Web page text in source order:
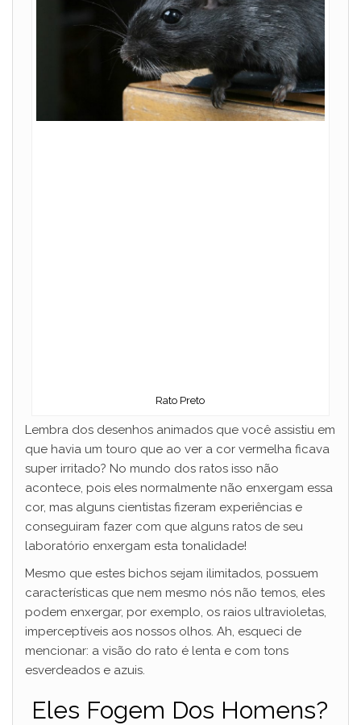
Rato Preto
Lembra dos desenhos animados que você assistiu em
que havia um touro que ao ver a cor vermelha ficava
super irritado? No mundo dos ratos isso não
acontece, pois eles normalmente não enxergam essa
cor, mas alguns cientistas fizeram experiências e
conseguiram fazer com que alguns ratos de seu
laboratório enxergam esta tonalidade!
Mesmo que estes bichos sejam ilimitados, possuem
características que nem mesmo nós não temos, eles
podem enxergar, por exemplo, os raios ultravioletas,
imperceptíveis aos nossos olhos. Ah, esqueci de
mencionar: a visão do rato é lenta e com tons
esverdeados e azuis.
Eles Fogem Dos Homens?